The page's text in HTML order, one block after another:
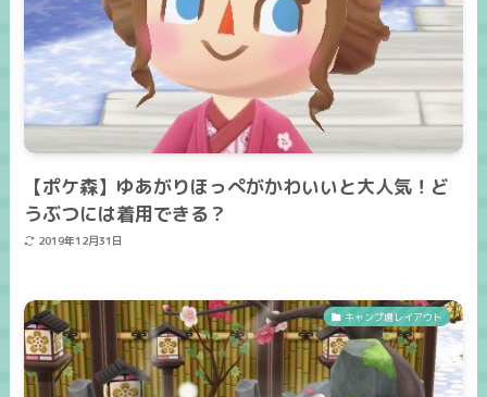
【ポケ森】ゆあがりほっぺがかわいいと大人気！ど
うぶつには着用できる？
2019年12月31日
キャンプ場レイアウト